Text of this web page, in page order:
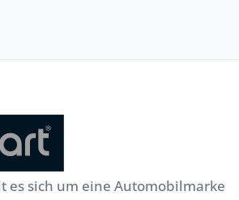
es sich um eine Automobilmarke